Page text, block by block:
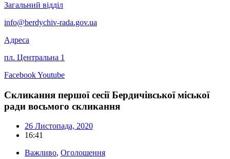
Загальний відділ
info@berdychiv-rada.gov.ua
Адреса
пл. Центральна 1
FacebookYoutube
Скликання першої сесії Бердичівської міської
ради восьмого скликання
26 Листопада, 2020
16:41
Важливо, Оголошення